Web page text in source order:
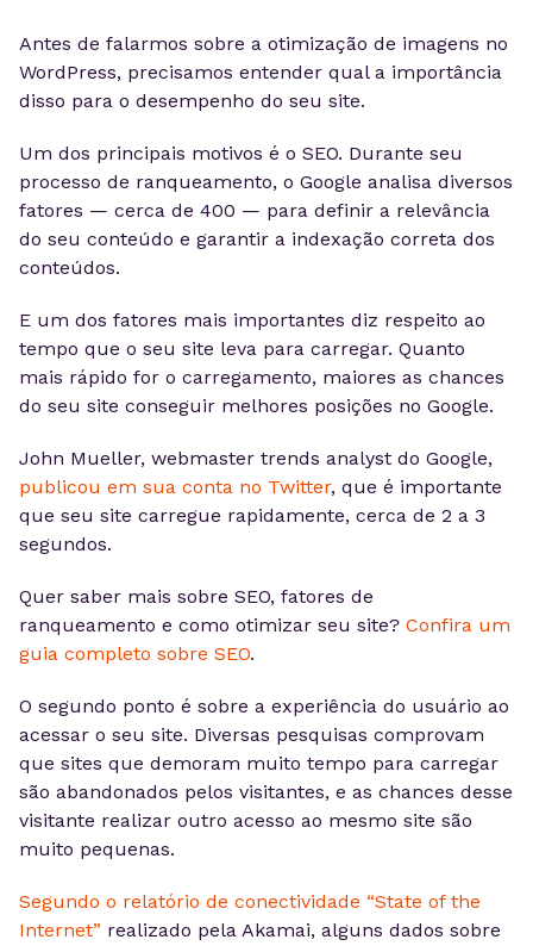
Antes de falarmos sobre a otimização de imagens no
WordPress, precisamos entender qual a importância
disso para o desempenho do seu site.
Um dos principais motivos é o SEO. Durante seu
processo de ranqueamento, o Google analisa diversos
fatores — cerca de 400 — para definir a relevância
do seu conteúdo e garantir a indexação correta dos
conteúdos.
E um dos fatores mais importantes diz respeito ao
tempo que o seu site leva para carregar. Quanto
mais rápido for o carregamento, maiores as chances
do seu site conseguir melhores posições no Google.
John Mueller, webmaster trends analyst do Google,
publicou em sua conta no Twitter, que é importante
que seu site carregue rapidamente, cerca de 2 a 3
segundos.
Quer saber mais sobre SEO, fatores de
ranqueamento e como otimizar seu site? Confira um
guia completo sobre SEO.
O segundo ponto é sobre a experiência do usuário ao
acessar o seu site. Diversas pesquisas comprovam
que sites que demoram muito tempo para carregar
são abandonados pelos visitantes, e as chances desse
visitante realizar outro acesso ao mesmo site são
muito pequenas.
Segundo o relatório de conectividade “State of the
Internet” realizado pela Akamai, alguns dados sobre